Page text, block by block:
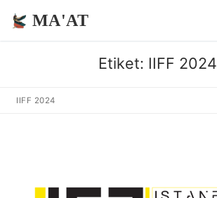
atla
MA'AT
Etiket: IIFF 2024
IIFF 2024